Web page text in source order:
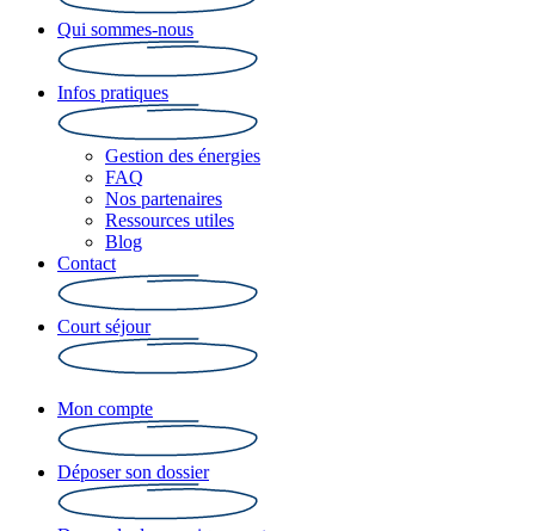
Qui sommes-nous
Infos pratiques
Gestion des énergies
FAQ
Nos partenaires
Ressources utiles
Blog
Contact
Court séjour
Mon compte
Déposer son dossier